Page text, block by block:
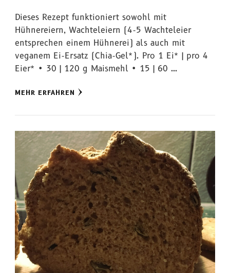
Dieses Rezept funktioniert sowohl mit
Hühnereiern, Wachteleiern (4-5 Wachteleier
entsprechen einem Hühnerei) als auch mit
veganem Ei-Ersatz (Chia-Gel*). Pro 1 Ei* | pro 4
Eier* • 30 | 120 g Maismehl • 15 | 60 …
MEHR ERFAHREN